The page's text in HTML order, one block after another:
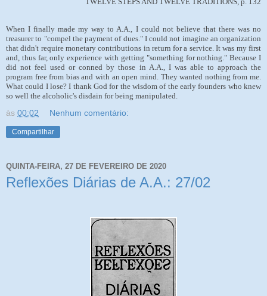
When I finally made my way to A.A., I could not believe that there was no
treasurer to "compel the payment of dues." I could not imagine an organization
that didn't require monetary contributions in return for a service. It was my first
and, thus far, only experience with getting "something for nothing." Because I
did not feel used or conned by those in A.A., I was able to approach the
program free from bias and with an open mind. They wanted nothing from me.
What could I lose? I thank God for the wisdom of the early founders who knew
so well the alcoholic's disdain for being manipulated.
às 00:02 Nenhum comentário:
Compartilhar
QUINTA-FEIRA, 27 DE FEVEREIRO DE 2020
Reflexões Diárias de A.A.: 27/02